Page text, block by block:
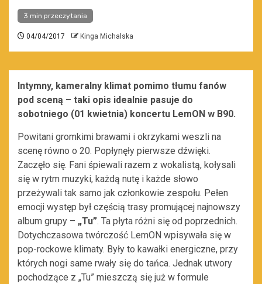
3 min przeczytania
04/04/2017 Kinga Michalska
Intymny, kameralny klimat pomimo tłumu fanów
pod sceną – taki opis idealnie pasuje do
sobotniego (01 kwietnia) koncertu LemON w B90.
Powitani gromkimi brawami i okrzykami weszli na
scenę równo o 20. Popłynęły pierwsze dźwięki.
Zaczęło się. Fani śpiewali razem z wokalistą, kołysali
się w rytm muzyki, każdą nutę i każde słowo
przeżywali tak samo jak członkowie zespołu. Pełen
emocji występ był częścią trasy promującej najnowszy
album grupy – „Tu”. Ta płyta różni się od poprzednich.
Dotychczasowa twórczość LemON wpisywała się w
pop-rockowe klimaty. Były to kawałki energiczne, przy
których nogi same rwały się do tańca. Jednak utwory
pochodzące z „Tu” mieszczą się już w formule